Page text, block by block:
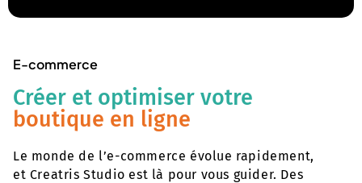
E-commerce
Créer et optimiser votre
boutique en ligne
Le monde de l’e-commerce évolue rapidement,
et Creatris Studio est là pour vous guider. Des